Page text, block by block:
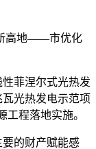
高地——市优化
菲涅尔式光热发
光热发电示范项
工程落地实施。
的财产赋能感